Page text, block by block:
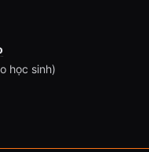
học sinh)